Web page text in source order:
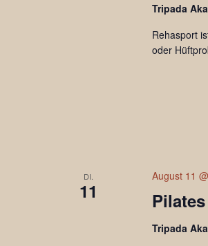
Tripada
Rehasport
oder
DI.
11
August 11
Tripada